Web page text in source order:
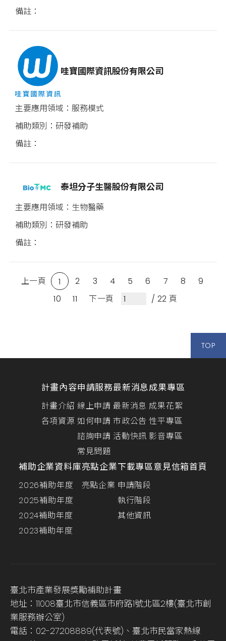
哇寶國際資訊股份有限公司
服務模式
研發補助
泰坦分子生醫股份有限公司
生物醫藥
研發補助
上一頁 1 2 3 4 5 6 7 8
9
10
11 下一頁 / 22 頁
TOP
計畫內容
計畫介紹
各項資源
申請服務
線上申請
如何申請
諮詢申請
常見問題
最新消息
最新消息
市政公告
活動快訊
成果專區
成果花絮
性平專區
影音專區
補助企業資料庫
2026補助年度
2025補助年度
2024補助年度
2023補助年度
亮點企業
亮點企業
下載專區
申請階段
執行階段
其他資訊
意見信箱首頁
臺北市產業發展獎勵補助計畫
地址：11008臺北市信義區市府路1號北區2樓(臺北市創
業服務辦公室)
電話：02-27208889(代表號)、臺北市民當家熱線